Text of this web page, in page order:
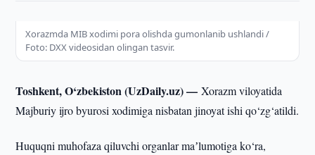
Xorazmda MIB xodimi pora olishda gumonlanib ushlandi /
Foto: DXX videosidan olingan tasvir.
Toshkent, O‘zbekiston (UzDaily.uz) —Xorazm viloyatida
Majburiy ijro byurosi xodimiga nisbatan jinoyat ishi qo‘zg‘atildi.
Huquqni muhofaza qiluvchi organlar maʼlumotiga ko‘ra,